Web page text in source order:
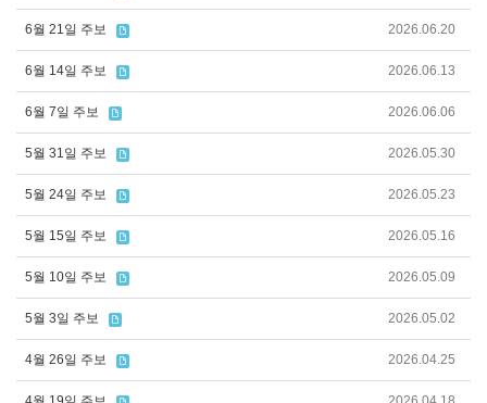
6월 21일 주보 2026.06.20
6월 14일 주보 2026.06.13
6월 7일 주보 2026.06.06
5월 31일 주보 2026.05.30
5월 24일 주보 2026.05.23
5월 15일 주보 2026.05.16
5월 10일 주보 2026.05.09
5월 3일 주보 2026.05.02
4월 26일 주보 2026.04.25